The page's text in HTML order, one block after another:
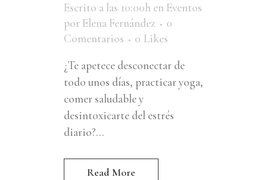
Escrito a las 10:00h en Eventos
por Elena Fernández
0
Comentarios
0 Likes
¿Te apetece desconectar de
todo unos días, practicar yoga,
comer saludable y
desintoxicarte del estrés
diario?...
Read More